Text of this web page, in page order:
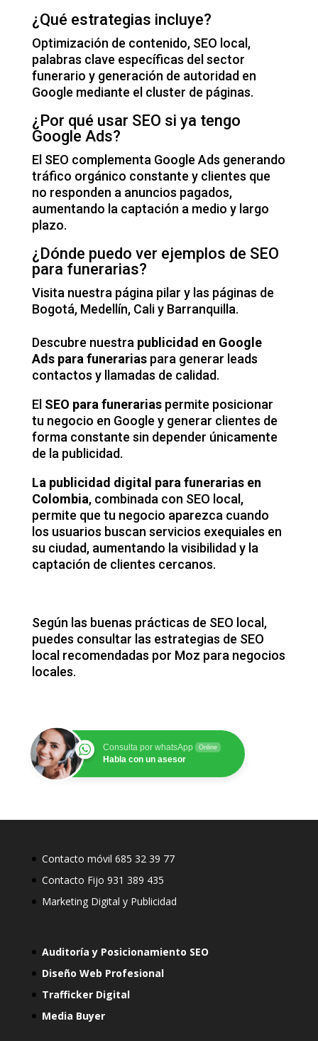
¿Qué estrategias incluye?
Optimización de contenido, SEO local,
palabras clave específicas del sector
funerario y generación de autoridad en
Google mediante el cluster de páginas.
¿Por qué usar SEO si ya tengo
Google Ads?
El SEO complementa Google Ads generando
tráfico orgánico constante y clientes que
no responden a anuncios pagados,
aumentando la captación a medio y largo
plazo.
¿Dónde puedo ver ejemplos de SEO
para funerarias?
Visita nuestra página pilar y las páginas de
Bogotá, Medellín, Caliy Barranquilla.
Descubre nuestra publicidad en Google
Ads para funerariaspara generar leads
contactos y llamadas de calidad.
El SEO para funerariaspermite posicionar
tu negocio en Google y generar clientes de
forma constante sin depender únicamente
de la publicidad.
La publicidad digital para funerarias en
Colombia, combinada con SEO local,
permite que tu negocio aparezca cuando
los usuarios buscan servicios exequiales en
su ciudad, aumentando la visibilidad y la
captación de clientes cercanos.
Según las buenas prácticas de SEO local,
puedes consultar las estrategias de SEO
local recomendadas por Moz para negocios
locales.
Consulta por whatsApp Online
Habla con un asesor
Contacto móvil 685 32 39 77
Contacto Fijo 931 389 435
Marketing Digital y Publicidad
Auditoría y Posicionamiento SEO
Diseño Web Profesional
Trafficker Digital
Media Buyer